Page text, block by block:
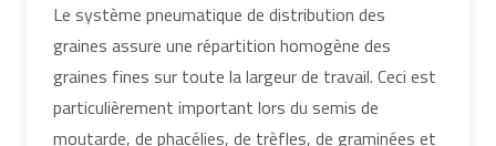
Le système pneumatique de distribution des
graines assure une répartition homogène des
graines fines sur toute la largeur de travail. Ceci est
particulièrement important lors du semis de
moutarde, de phacélies, de trèfles, de graminées et